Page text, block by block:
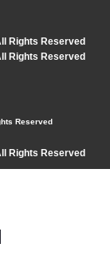
Rights Reserved
Rights Reserved
Reserved
Rights Reserved